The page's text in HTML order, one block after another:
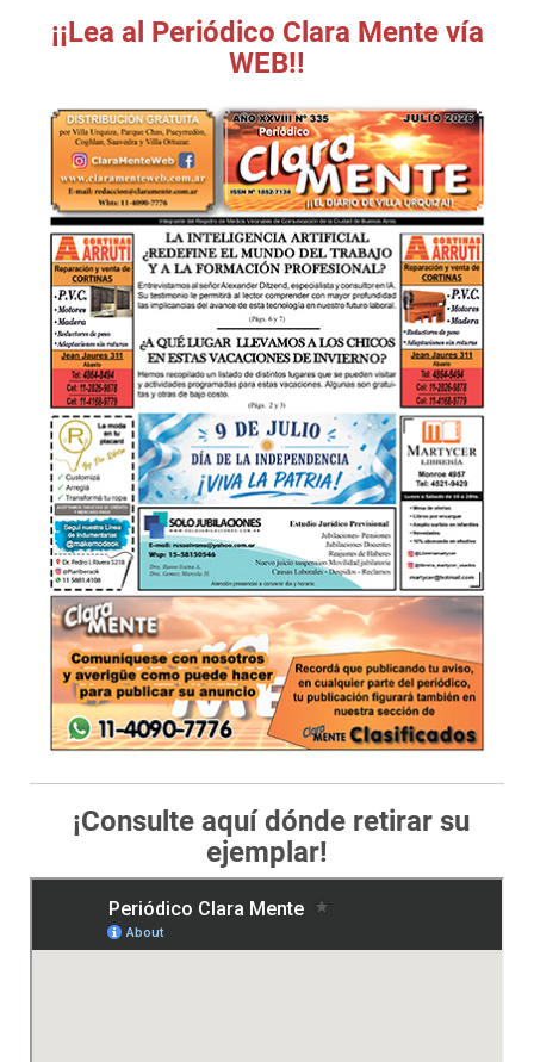
¡¡Lea al Periódico Clara Mente vía
WEB!!
¡Consulte aquí dónde retirar su
ejemplar!